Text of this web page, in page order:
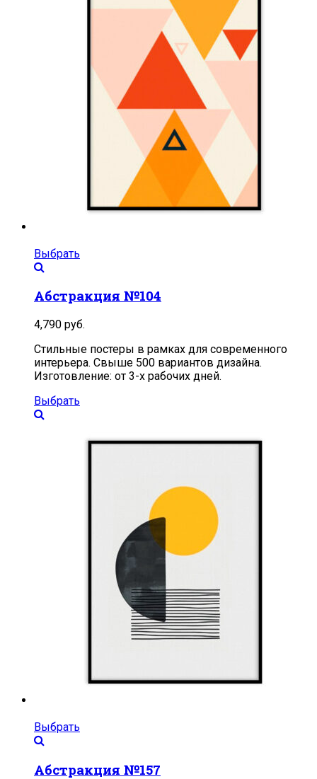
Выбрать
Абстракция №104
4,790 руб.
Стильные постеры в рамках для современного
интерьера. Свыше 500 вариантов дизайна.
Изготовление: от 3-х рабочих дней.
Выбрать
Выбрать
Абстракция №157